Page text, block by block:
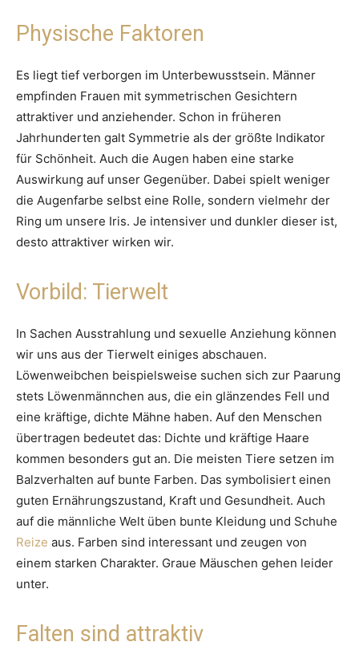
Physische Faktoren
Es liegt tief verborgen im Unterbewusstsein. Männer
empfinden Frauen mit symmetrischen Gesichtern
attraktiver und anziehender. Schon in früheren
Jahrhunderten galt Symmetrie als der größte Indikator
für Schönheit. Auch die Augen haben eine starke
Auswirkung auf unser Gegenüber. Dabei spielt weniger
die Augenfarbe selbst eine Rolle, sondern vielmehr der
Ring um unsere Iris. Je intensiver und dunkler dieser ist,
desto attraktiver wirken wir.
Vorbild: Tierwelt
In Sachen Ausstrahlung und sexuelle Anziehung können
wir uns aus der Tierwelt einiges abschauen.
Löwenweibchen beispielsweise suchen sich zur Paarung
stets Löwenmännchen aus, die ein glänzendes Fell und
eine kräftige, dichte Mähne haben. Auf den Menschen
übertragen bedeutet das: Dichte und kräftige Haare
kommen besonders gut an. Die meisten Tiere setzen im
Balzverhalten auf bunte Farben. Das symbolisiert einen
guten Ernährungszustand, Kraft und Gesundheit. Auch
auf die männliche Welt üben bunte Kleidung und Schuhe
Reize aus. Farben sind interessant und zeugen von
einem starken Charakter. Graue Mäuschen gehen leider
unter.
Falten sind attraktiv